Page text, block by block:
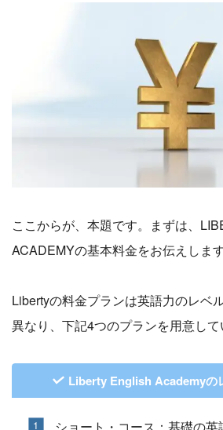
ここからが、本題です。まずは、
ACADEMYの基本料金をお伝えします
Libertyの料金プランは英語力のレベ
異なり、下記4つのプランを用意して
Liberty English Academyの
ショート・コース：基礎の